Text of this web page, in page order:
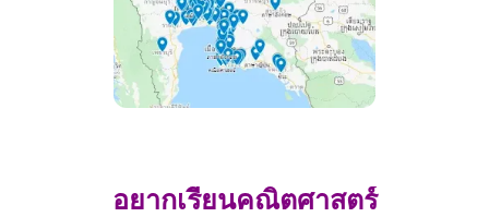
อยากเรียนคณิตศาสตร์